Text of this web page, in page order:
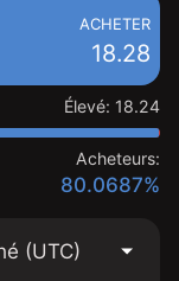
ACHETER
18.28
Élevé: 18.24
Acheteurs:
80.0687%
(UTC)